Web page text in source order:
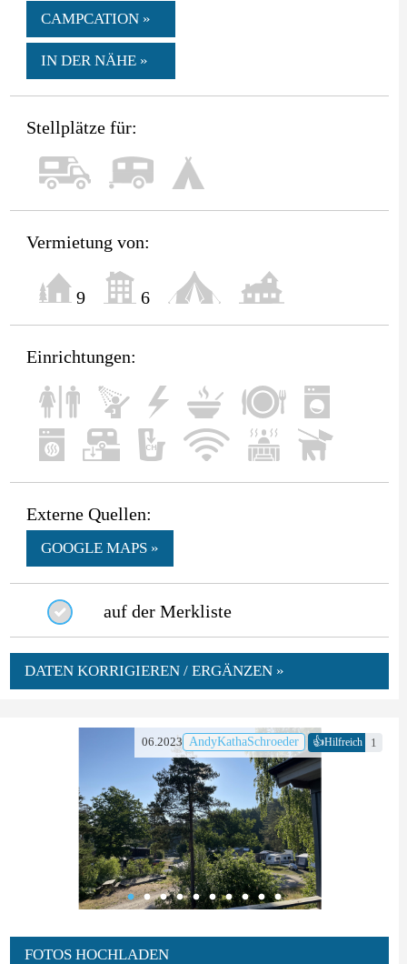
CAMPCATION »
IN DER NÄHE »
Stellplätze für:
Vermietung von:
9 6
Einrichtungen:
Externe Quellen:
GOOGLE MAPS »
auf der Merkliste
DATEN KORRIGIEREN / ERGÄNZEN »
06.2023 AndyKathaSchroeder 👍Hilfreich 1
FOTOS HOCHLADEN